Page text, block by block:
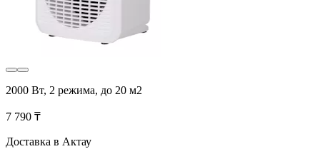
2000 Вт, 2 режима, до 20 м2
7 790 ₸
Доставка в Актау